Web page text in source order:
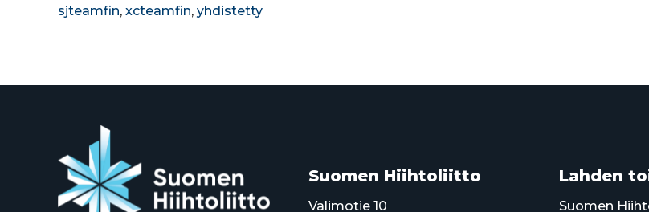
sjteamfin, xcteamfin, yhdistetty
Suomen Hiihtoliitto
Valimotie 10
Lahden
Suomen